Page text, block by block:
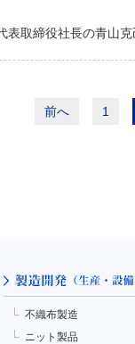
表取締役社長の青山
前へ 1
不織布製造
ニット製品